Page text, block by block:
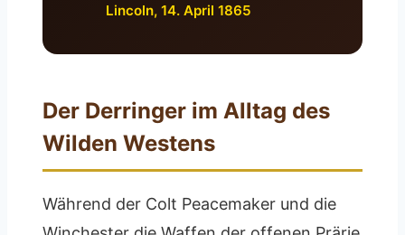
Lincoln, 14. April 1865
Der Derringer im Alltag des
Wilden Westens
Während der Colt Peacemaker und die